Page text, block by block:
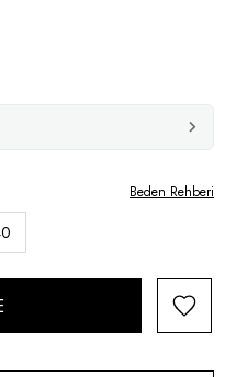
Beden Rehberi